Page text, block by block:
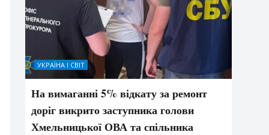
УКРАЇНА І СВІТ
На вимаганні 5% відкату за ремонт
доріг викрито заступника голови
Хмельницької ОВА та спільника